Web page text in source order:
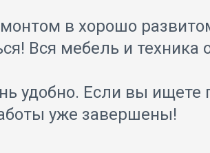
в хорошо
Вся мебель и техника
удобно. Если вы ищете
уже завершены!